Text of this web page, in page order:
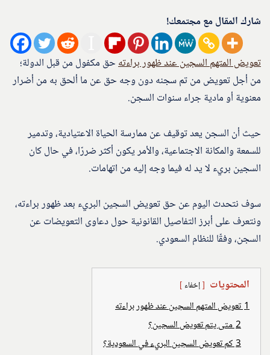
شارك المقال مع مجتمعك!
تعويض المتهم السجين عند ظهور براءتهحق مكفول من قبل الدولة؛
من أجل تعويض من تم سجنه دون وجه حق عن ما ألحق به من أضرار
معنوية أو مادية جراء سنوات السجن.
حيث أن السجن يعد توقيف عن ممارسة الحياة الاعتيادية، وتدمير
للسمعة والمكانة الاجتماعية، والأمر يكون أكثر ضررًا، في حال كان
السجين بريء لا يد له فيما وجه إليه من اتهامات.
سوف نتحدث اليوم عن حق تعويض السجين البريء بعد ظهور براءته،
ونتعرف على أبرز التفاصيل القانونية حول دعاوى التعويضات عن
السجن، وفقًا للنظام السعودي.
المحتويات إخفاء
1تعويض المتهم السجين عند ظهور براءته
2متى يتم تعويض السجين؟
3كم تعويض السجين البريء في السعودية؟